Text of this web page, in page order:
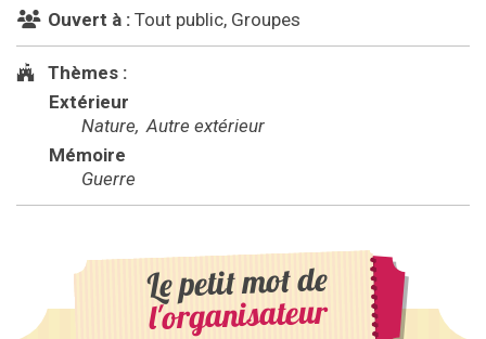
Ouvert à : Tout public, Groupes
Thèmes :
Extérieur
Nature Autre extérieur
Mémoire
Guerre
Le petit mot de
l'organisateur